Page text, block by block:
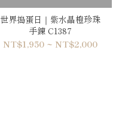
世界搗蛋日｜紫水晶橙珍珠
手鍊 C1387
NT$1,950 ~ NT$2,000